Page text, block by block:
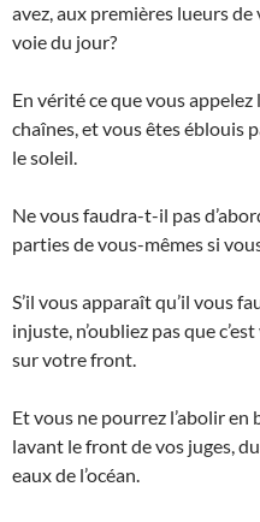
avez, aux premières lueurs
voie du jour?
En vérité ce que vous
chaînes, et vous êtes éblouis
le soleil.
Ne vous faudra-t-il pas
parties de vous-mêmes si
S’il vous apparaît qu’il vous
injuste, n’oubliez pas que
sur votre front.
Et vous ne pourrez l’abolir
lavant le front de vos juges,
eaux de l’océan.